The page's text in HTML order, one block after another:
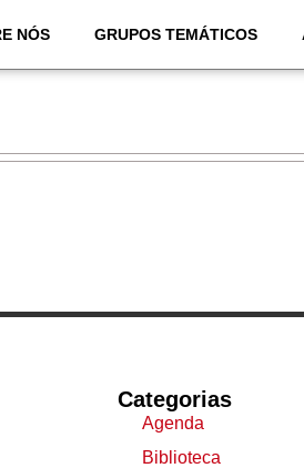
NÓS GRUPOS TEMÁTICOS
Categorias
Agenda
Biblioteca